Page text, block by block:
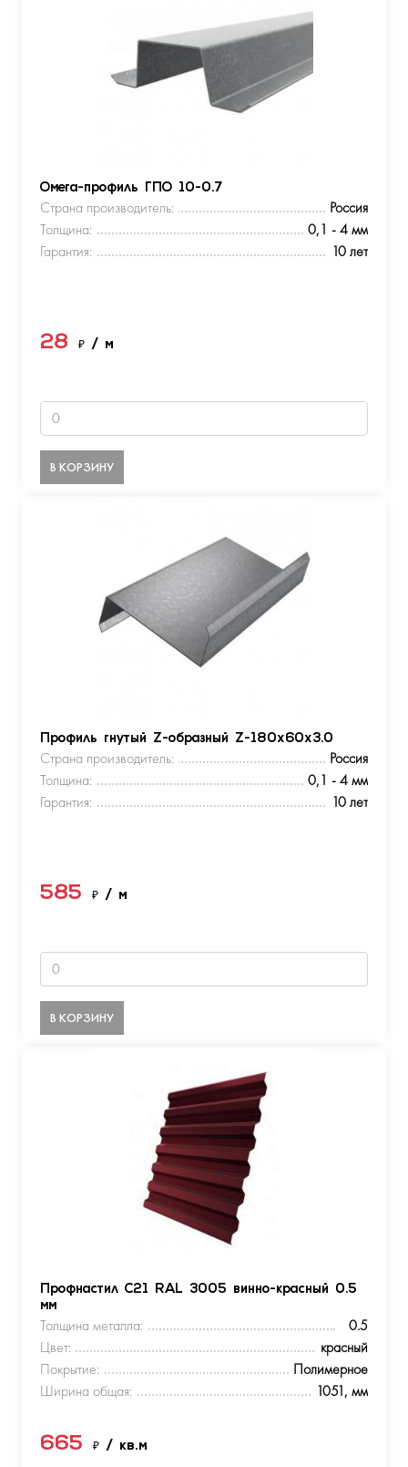
Омега-профиль ГПО 10-0.7
Страна производитель:
Россия
Толщина:
0,1 - 4 мм
Гарантия:
10 лет
28 ₽ / м
В КОРЗИНУ
Профиль гнутый Z-образный Z-180х60х3.0
Страна производитель:
Россия
Толщина:
0,1 - 4 мм
Гарантия:
10 лет
585 ₽ / м
В КОРЗИНУ
Профнастил С21 RAL 3005 винно-красный 0.5
мм
Толщина металла:
0.5
Цвет:
красный
Покрытие:
Полимерное
Ширина общая:
1051, мм
665 ₽ / кв.м